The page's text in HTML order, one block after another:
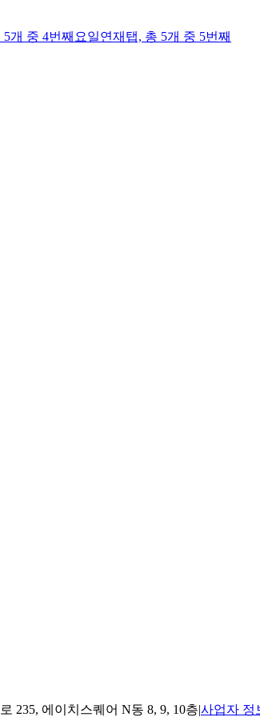
5개 중 4번째 요일연재 탭, 총 5개 중 5번째
235, 에이치스퀘어 N동 8, 9, 10층|사업자 정